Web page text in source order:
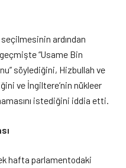
ardından
“Usame Bin
söylediğini, Hizbullah ve
ve İngiltere’nin nükleer
istediğini iddia etti.
hafta parlamentodaki